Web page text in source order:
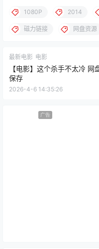
1080P 2014
磁力链接 网盘资源
最新电影 电影
【电影】这个杀手不太冷 网
保存
2026-4-6 14:35:26
广告